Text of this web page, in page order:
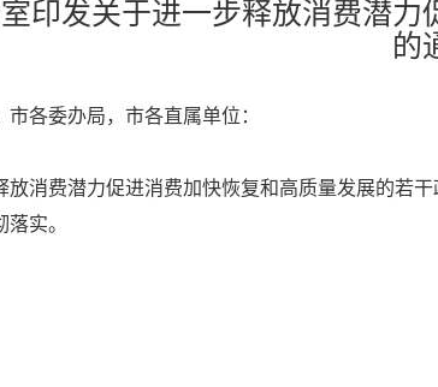
印发关于进一步释放消费潜
的
各委办局，市各直属单位：
放消费潜力促进消费加快恢复和高质量发展的若
实。
连云港市
2022